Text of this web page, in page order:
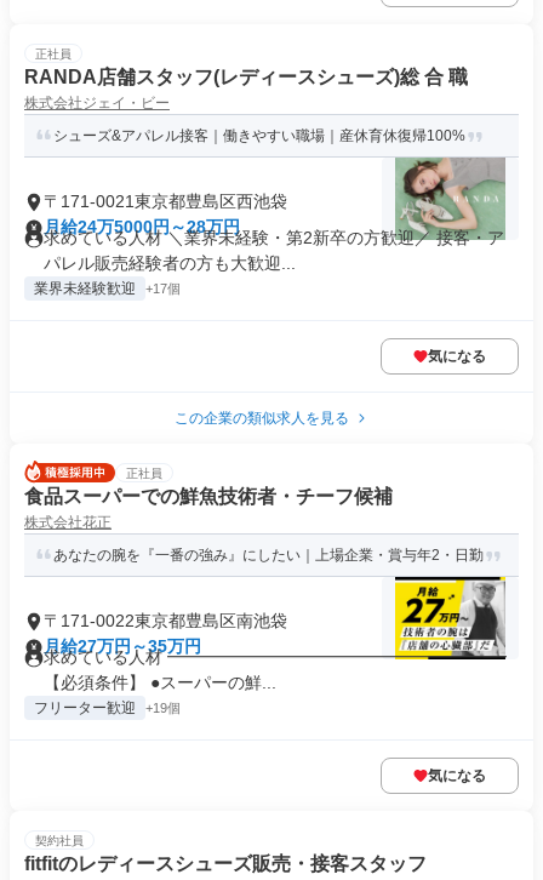
正社員
RANDA店舗スタッフ(レディースシューズ)総 合 職
株式会社ジェイ・ビー
シューズ&アパレル接客｜働きやすい職場｜産休育休復帰100%
〒171-0021東京都豊島区西池袋
月給24万5000円～28万円
求めている人材 ＼業界未経験・第2新卒の方歓迎／ 接客・ア
パレル販売経験者の方も大歓迎...
業界未経験歓迎 +17個
気になる
この企業の類似求人を見る
正社員
食品スーパーでの鮮魚技術者・チーフ候補
株式会社花正
あなたの腕を『一番の強み』にしたい｜上場企業・賞与年2・日勤
〒171-0022東京都豊島区南池袋
月給27万円～35万円
求めている人材 ━━━━━━━━━━━━━━━━━━━━
【必須条件】 ●スーパーの鮮...
フリーター歓迎 +19個
気になる
契約社員
fitfitのレディースシューズ販売・接客スタッフ